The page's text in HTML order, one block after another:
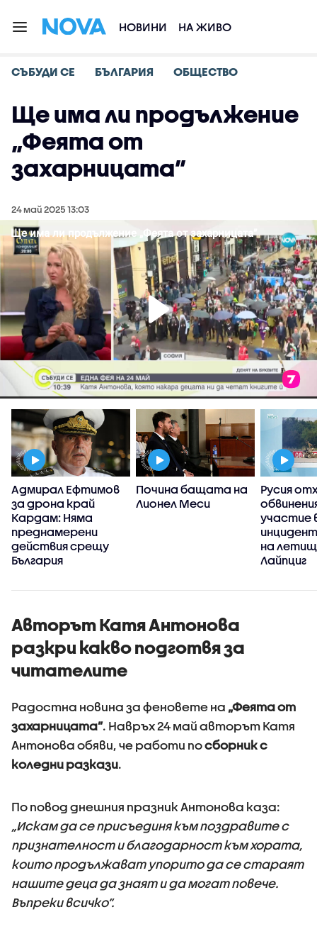
НОВИНИ НА ЖИВО
СЪБУДИ СЕ БЪЛГАРИЯ ОБЩЕСТВО
Ще има ли продължение
„Феята от
захарницата”
24 май 2025 13:03
Адмирал Ефтимов
за дрона край
Кардам: Няма
преднамерени
действия срещу
България
Почина бащата на
Лионел Меси
Русия
участие
на
Лайпциг
Авторът Катя Антонова
разкри какво подготвя за
читателите
Радостна новина за феновете на „Феята от
захарницата”. Навръх 24 май авторът Катя
Антонова обяви, че работи посборник с
коледни разкази.
По повод днешния празник Антонова каза:
„Искам да се присъединя към поздравите с
признателност и благодарност към хората,
които продължават упорито да се стараят
нашите деца да знаят и да могат повече.
Въпреки всичко”.